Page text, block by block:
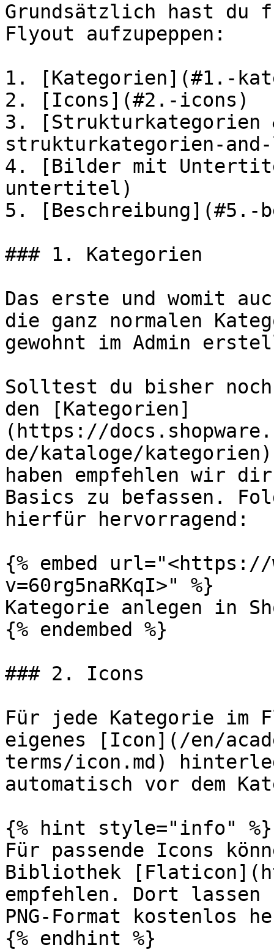
Grundsätzlich hast du
Flyout aufzupeppen:
1. [Kategorien](#1.-
2. [Icons](#2.-icons)
3. [Strukturkategorien
strukturkategorien-
4. [Bilder mit
untertitel)
5. [Beschreibung](#5.-
### 1. Kategorien
Das erste und womit
die ganz normalen
gewohnt im Admin
Solltest du bisher noch
den [Kategorien]
(https://
de/kataloge/kategorien)
haben empfehlen wir
Basics zu befassen.
hierfür hervorragend:
{% embed url="<https://
v=60rg5naRKqI>" %}
Kategorie anlegen in
{% endembed %}
### 2. Icons
Für jede Kategorie im
eigenes [Icon](/en/
terms/icon.md)
automatisch vor dem
{% hint style="info" %}
Für passende Icons
Bibliothek
empfehlen. Dort
PNG-Format kostenlos
{% endhint %}